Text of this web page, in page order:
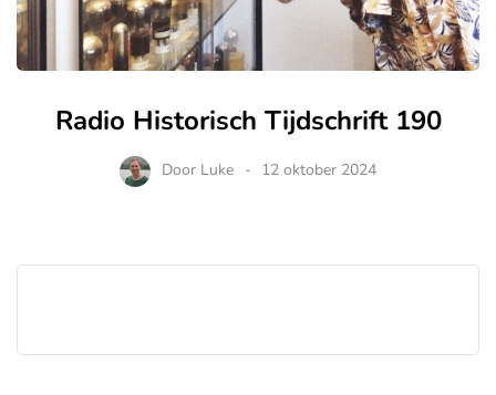
Radio Historisch Tijdschrift 190
Door Luke 12 oktober 2024